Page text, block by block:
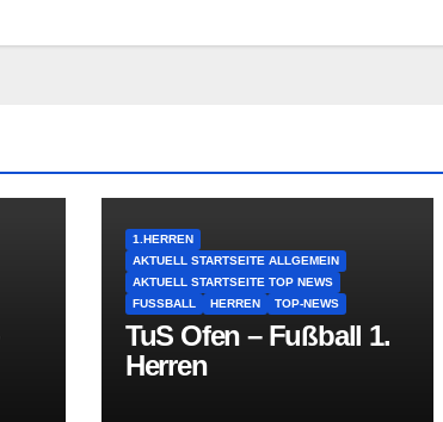
1.HERREN
AKTUELL STARTSEITE ALLGEMEIN
AKTUELL STARTSEITE TOP NEWS
FUSSBALL
HERREN TOP-NEWS
TuS Ofen – Fußball 1.
Herren